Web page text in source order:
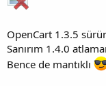
OpenCart 1.3.5
Sanırım 1.4.0
Bence de mantıklı